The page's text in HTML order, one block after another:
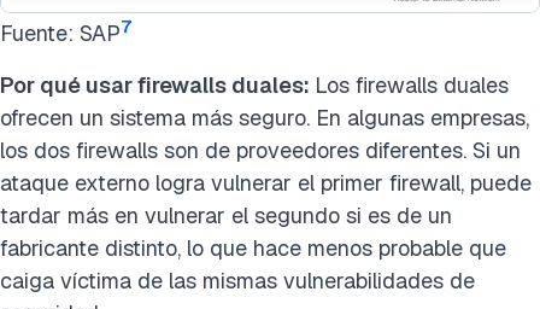
Fuente: SAP7
Por qué usar firewalls duales: Los firewalls duales
ofrecen un sistema más seguro. En algunas empresas,
los dos firewalls son de proveedores diferentes. Si un
ataque externo logra vulnerar el primer firewall, puede
tardar más en vulnerar el segundo si es de un
fabricante distinto, lo que hace menos probable que
caiga víctima de las mismas vulnerabilidades de